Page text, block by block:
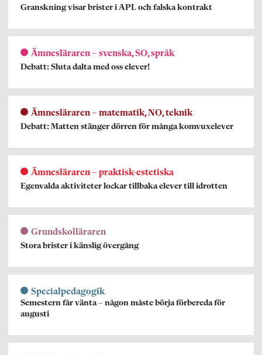
Granskning visar brister i APL och falska kontrakt
Ämnesläraren – svenska, SO, språk
Debatt: Sluta dalta med oss elever!
Ämnesläraren – matematik, NO, teknik
Debatt: Matten stänger dörren för många komvuxelever
Ämnesläraren – praktisk-estetiska
Egenvalda aktiviteter lockar tillbaka elever till idrotten
Grundskolläraren
Stora brister i känslig övergång
Specialpedagogik
Semestern får vänta – någon måste börja förbereda för
augusti